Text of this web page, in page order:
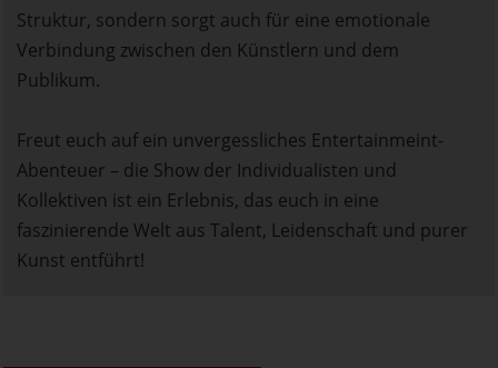
Struktur, sondern sorgt auch für eine emotionale
Verbindung zwischen den Künstlern und dem
Publikum.
Freut euch auf ein unvergessliches Entertainmeint-
Abenteuer – die Show der Individualisten und
Kollektiven ist ein Erlebnis, das euch in eine
faszinierende Welt aus Talent, Leidenschaft und purer
Kunst entführt!